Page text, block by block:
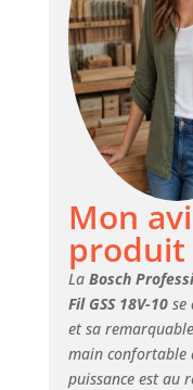
Mon
produit
La Bosch
Fil GSS 18V-10se
et sa
main confortable
puissance est au